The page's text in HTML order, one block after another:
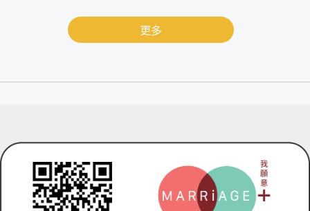
更多